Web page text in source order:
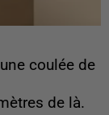
coulée de
de là.